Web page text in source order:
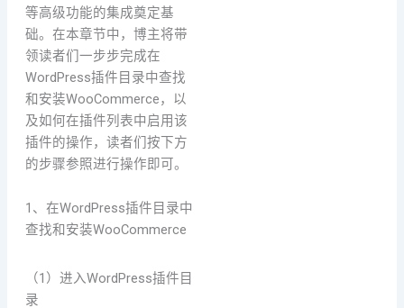
等高级功能的集成奠定基
础。在本章节中，博主将带
领读者们一步步完成在
WordPress插件目录中查找
和安装WooCommerce，以
及如何在插件列表中启用该
插件的操作，读者们按下方
的步骤参照进行操作即可。
1、在WordPress插件目录中
查找和安装WooCommerce
（1）进入WordPress插件目
录